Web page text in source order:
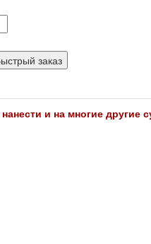
заказ
и на многие другие